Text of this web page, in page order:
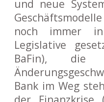
und neue
noch immer
Legislative
BaFin), die
Bank im Weg